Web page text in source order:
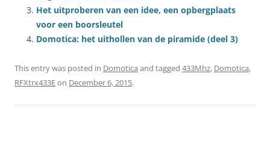
Het uitproberen van een idee, een opbergplaats
voor een boorsleutel
Domotica: het uithollen van de piramide (deel 3)
This entry was posted in Domotica and tagged 433Mhz, Domotica,
RFXtrx433Eon December 6, 2015.